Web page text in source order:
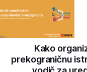
Kako
prekograničnu